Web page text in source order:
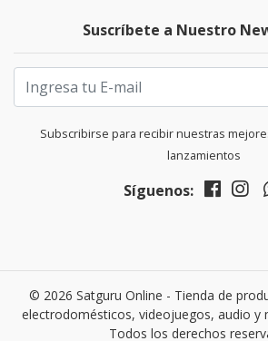
Suscríbete a Nuestro
Subscribirse para recibir nuestras
lanzamientos
Síguenos:
© 2026 Satguru Online - Tienda de
electrodomésticos, videojuegos, audio y
Todos los derechos